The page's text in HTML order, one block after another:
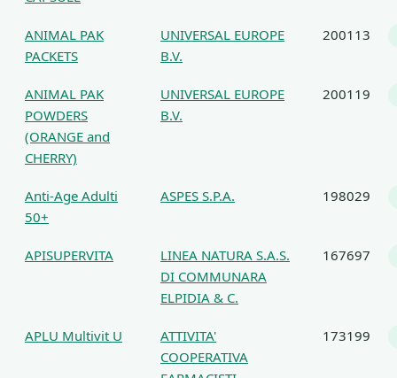
ANIMAL PAK
PACKETS
UNIVERSAL EUROPE
B.V.
200113
ANIMAL PAK
POWDERS
(ORANGE and
CHERRY)
UNIVERSAL EUROPE
B.V.
200119
Anti-Age Adulti
50+
ASPES S.P.A. 198029
APISUPERVITA
LINEA NATURA S.A.S.
DI COMMUNARA
ELPIDIA & C.
167697
APLU Multivit U
ATTIVITA'
COOPERATIVA
173199